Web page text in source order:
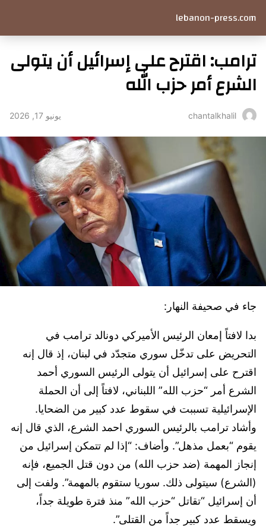
lebanon-press.com
ترامب: اقترح على إسرائيل أن يتولى
الشرع أمر حزب الله
chantalkhalil يونيو 17, 2026
جاء في صحيفة النهار:
بدا لافتاً إمعان الرئيس الأميركي دونالد ترامب في
التحريض على تدخّل سوري متجدّد في لبنان، إذ قال إنه
اقترح على إسرائيل أن يتولى الرئيس السوري أحمد
الشرع أمر “حزب الله” اللبناني، لافتاً إلى أن الحملة
الإسرائيلية تسببت في سقوط عدد كبير من الضحايا.
وأشاد ترامب بالرئيس السوري احمد الشرع، الذي قال إنه
يقوم “بعمل مذهل”. وأضاف: “إذا لم تتمكن إسرائيل من
إنجاز المهمة (ضد حزب الله) من دون قتل الجميع، فإنه
(الشرع) سيتولى ذلك. سوريا ستقوم بالمهمة”. ولفت إلى
أن إسرائيل “تقاتل “حزب الله” منذ فترة طويلة جداً،
ويسقط عدد كبير جداً من القتلى”.